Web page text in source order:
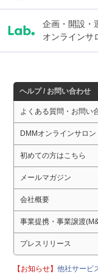
企画・開設・
オンラインサ
ヘルプ / お問い合わせ
よくある質問・お問い
DMMオンラインサロン
初めての方はこちら
メールマガジン
会社概要
事業提携・事業譲渡
プレスリリース
【お知らせ】他社サービ